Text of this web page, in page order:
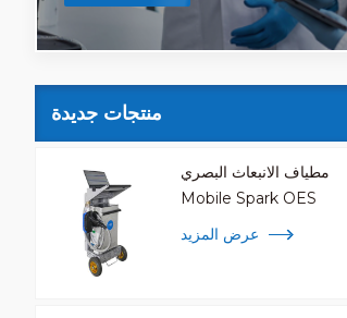
منتجات جديدة
مطياف الانبعاث البصري
Mobile Spark OES
عرض المزيد